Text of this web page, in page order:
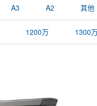
A3 A2 其他
1200万 1300